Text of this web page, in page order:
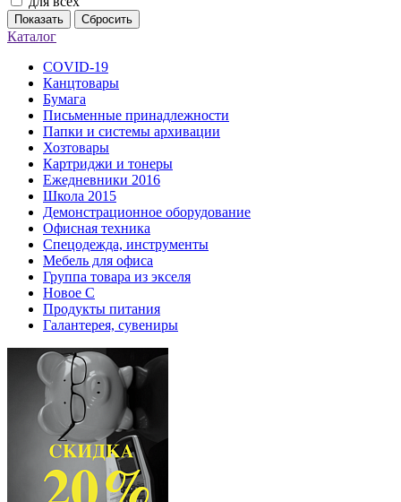
Показать Сбросить
Каталог
COVID-19
Канцтовары
Бумага
Письменные принадлежности
Папки и системы архивации
Хозтовары
Картриджи и тонеры
Ежедневники 2016
Школа 2015
Демонстрационное оборудование
Офисная техника
Спецодежда, инструменты
Мебель для офиса
Группа товара из экселя
Новое С
Продукты питания
Галантерея, сувениры